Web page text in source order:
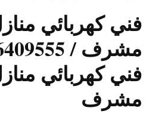
فني كهربائي
فني كهربائي
مشرف